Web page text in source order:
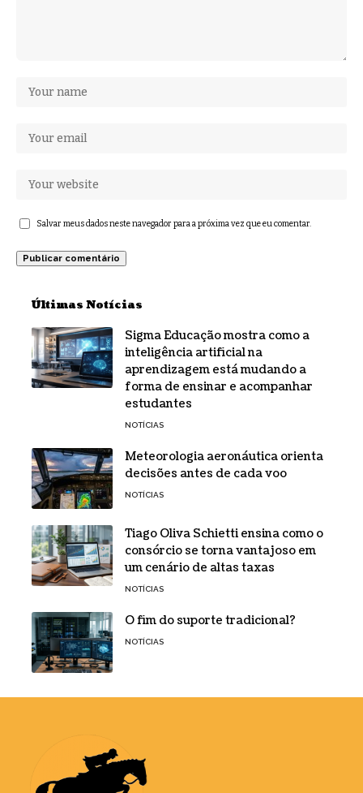
Salvar meus dados neste navegador para a próxima vez que eu comentar.
Últimas Notícias
Sigma Educação mostra como a
inteligência artificial na
aprendizagem está mudando a
forma de ensinar e acompanhar
estudantes
NOTÍCIAS
Meteorologia aeronáutica orienta
decisões antes de cada voo
NOTÍCIAS
Tiago Oliva Schietti ensina como o
consórcio se torna vantajoso em
um cenário de altas taxas
NOTÍCIAS
O fim do suporte tradicional?
NOTÍCIAS